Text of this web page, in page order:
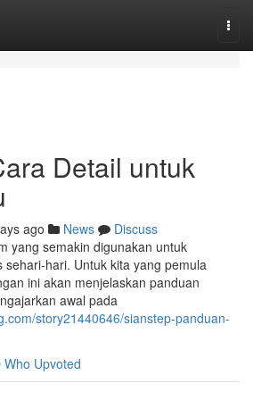
Detail untuk
ago News
Discuss
yang semakin digunakan untuk
sehari-hari. Untuk kita yang pemula
ini akan menjelaskan panduan
awal pada
story21440646/sianstep-panduan-
Who Upvoted